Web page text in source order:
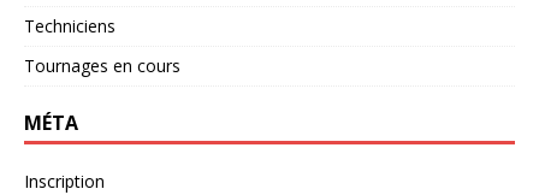
Techniciens
Tournages en cours
MÉTA
Inscription